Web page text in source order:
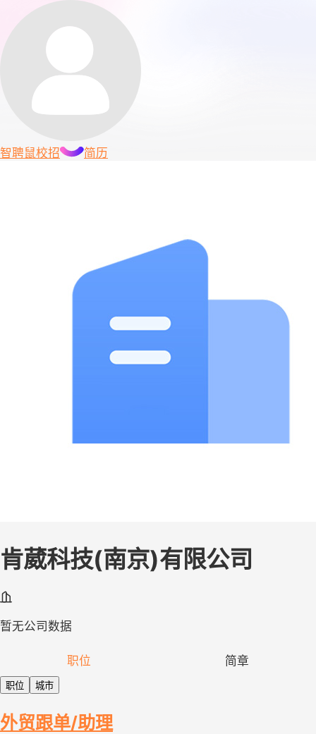
智聘鼠校招 简历
肯葳科技(南京)有限公司
暂无公司数据
职位 简章
职位 城市
外贸跟单/助理